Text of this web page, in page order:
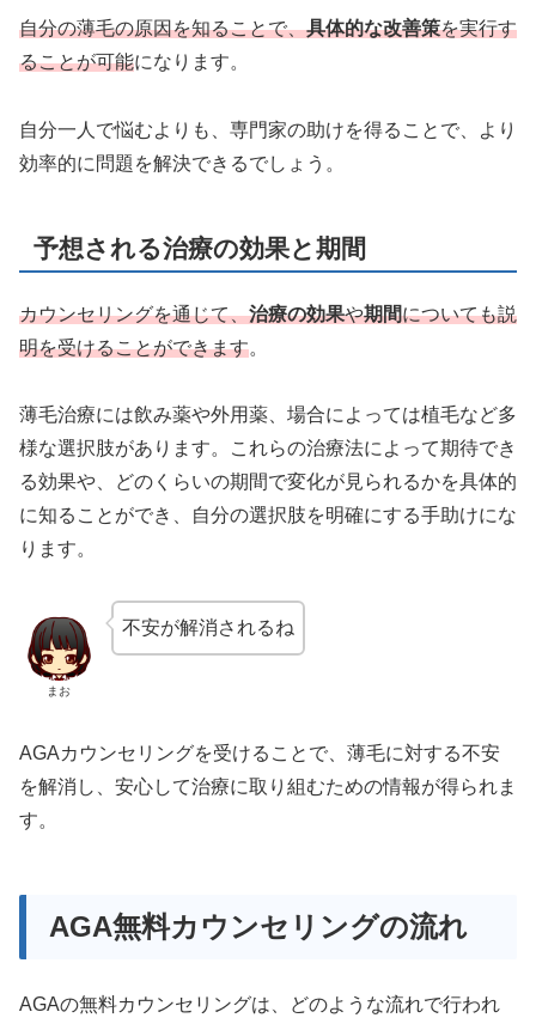
自分の薄毛の原因を知ることで、具体的な改善策を実行す
ることが可能になります。
自分一人で悩むよりも、専門家の助けを得ることで、より
効率的に問題を解決できるでしょう。
予想される治療の効果と期間
カウンセリングを通じて、治療の効果や期間についても説
明を受けることができます。
薄毛治療には飲み薬や外用薬、場合によっては植毛など多
様な選択肢があります。これらの治療法によって期待でき
る効果や、どのくらいの期間で変化が見られるかを具体的
に知ることができ、自分の選択肢を明確にする手助けにな
ります。
まお
不安が解消されるね
AGAカウンセリングを受けることで、薄毛に対する不安
を解消し、安心して治療に取り組むための情報が得られま
す。
AGA無料カウンセリングの流れ
AGAの無料カウンセリングは、どのような流れで行われ